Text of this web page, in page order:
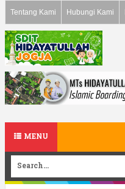
Tentang Kami Hubungi Kami
MENU